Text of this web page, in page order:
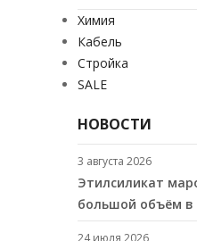
Химия
Кабель
Стройка
SALE
НОВОСТИ
3 августа 2026
Этилсиликат
большой объём в
24 июля 2026